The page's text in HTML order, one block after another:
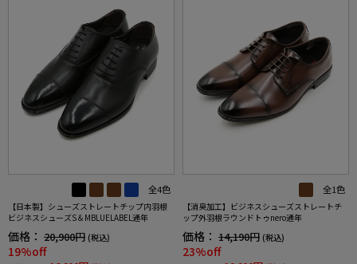
全4色
【日本製】シューズストレートチップ内羽根
ビジネスシューズS＆MBLUELABEL通年
価格： 20,900円 (税込)
19%off
全1色
【消臭加工】ビジネスシューズストレートチ
ップ外羽根ラウンドトゥnero通年
価格： 14,190円 (税込)
23%off